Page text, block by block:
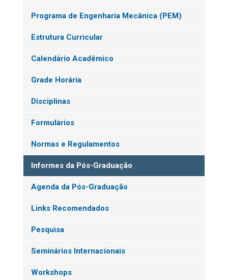
Programa de Engenharia Mecânica (PEM)
Estrutura Curricular
Calendário Acadêmico
Grade Horária
Disciplinas
Formulários
Normas e Regulamentos
Informes da Pós-Graduação
Agenda da Pós-Graduação
Links Recomendados
Pesquisa
Seminários Internacionais
Workshops